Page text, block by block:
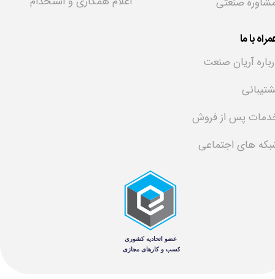
با ما
آریان صنعت
پس از فروش
های اجتماعی